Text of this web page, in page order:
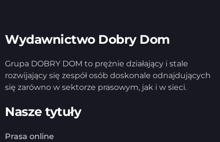
Wydawnictwo Dobry Dom
Grupa DOBRY DOM to prężnie działający i stale
rozwijający się zespół osób doskonale odnajdujących
się zarówno w sektorze prasowym, jak i w sieci.
Nasze tytuły
Prasa online